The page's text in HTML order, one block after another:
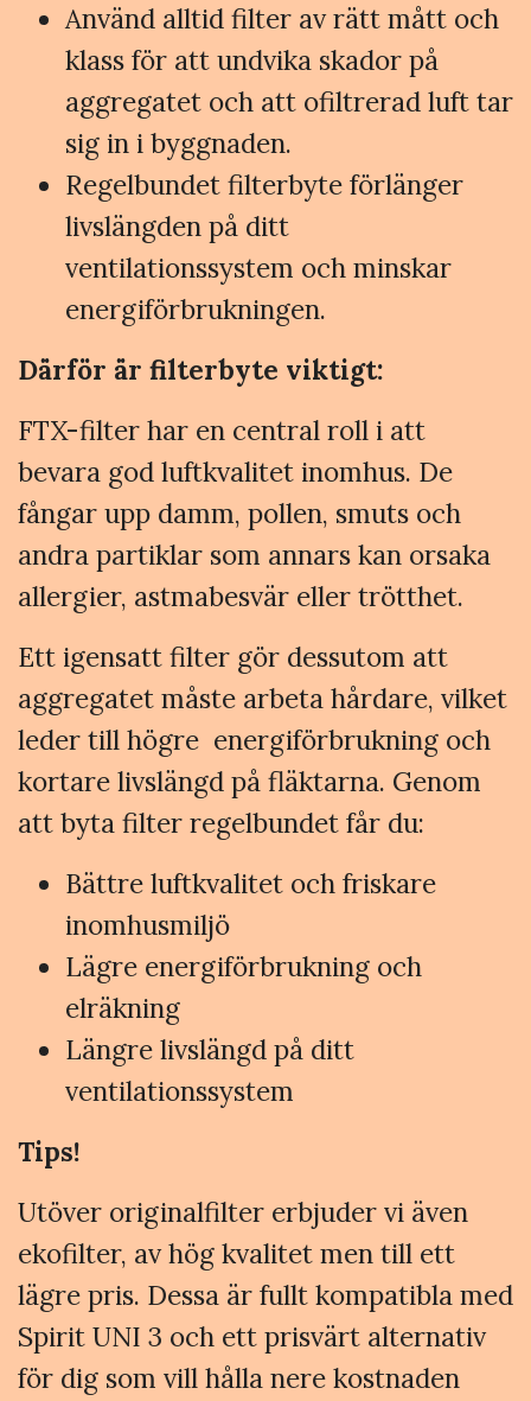
Använd alltid filter av rätt mått och
klass för att undvika skador på
aggregatet och att ofiltrerad luft tar
sig in i byggnaden.
Regelbundet filterbyte förlänger
livslängden på ditt
ventilationssystem och minskar
energiförbrukningen.
Därför är filterbyte viktigt:
FTX-filter har en central roll i att
bevara god luftkvalitet inomhus. De
fångar upp damm, pollen, smuts och
andra partiklar som annars kan orsaka
allergier, astmabesvär eller trötthet.
Ett igensatt filter gör dessutom att
aggregatet måste arbeta hårdare, vilket
leder till högre energiförbrukning och
kortare livslängd på fläktarna. Genom
att byta filter regelbundet får du:
Bättre luftkvalitet och friskare
inomhusmiljö
Lägre energiförbrukning och
elräkning
Längre livslängd på ditt
ventilationssystem
Tips!
Utöver originalfilter erbjuder vi även
ekofilter, av hög kvalitet men till ett
lägre pris. Dessa är fullt kompatibla med
Spirit UNI 3 och ett prisvärt alternativ
för dig som vill hålla nere kostnaden